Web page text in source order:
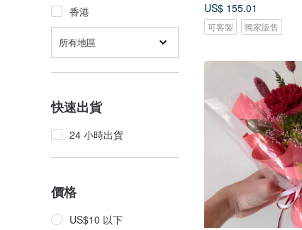
香港
所有地區
快速出貨
24 小時出貨
價格
US$10 以下
US$ 155.01
可客製 獨家販售